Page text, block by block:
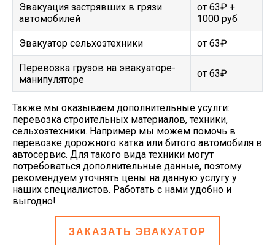
Эвакуация застрявших в грязи
автомобилей
от 63₽ +
1000 руб
Эвакуатор сельхозтехники от 63₽
Перевозка грузов на эвакуаторе-
манипуляторе
от 63₽
Также мы оказываем дополнительные усулги:
перевозка строительных материалов, техники,
сельхозтехники. Например мы можем помочь в
перевозке дорожного катка или битого автомобиля в
автосервис. Для такого вида техники могут
потребоваться дополнительные данные, поэтому
рекомендуем уточнять цены на данную услугу у
наших специалистов. Работать с нами удобно и
выгодно!
ЗАКАЗАТЬ ЭВАКУАТОР